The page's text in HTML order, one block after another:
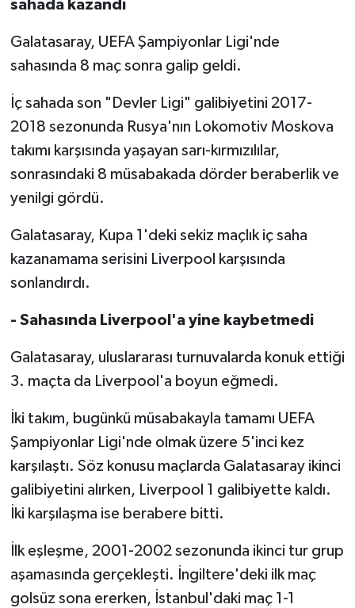
sahada kazandı
Galatasaray, UEFA Şampiyonlar Ligi'nde
sahasında 8 maç sonra galip geldi.
İç sahada son "Devler Ligi" galibiyetini 2017-
2018 sezonunda Rusya'nın Lokomotiv Moskova
takımı karşısında yaşayan sarı-kırmızılılar,
sonrasındaki 8 müsabakada dörder beraberlik ve
yenilgi gördü.
Galatasaray, Kupa 1'deki sekiz maçlık iç saha
kazanamama serisini Liverpool karşısında
sonlandırdı.
- Sahasında Liverpool'a yine kaybetmedi
Galatasaray, uluslararası turnuvalarda konuk ettiği
3. maçta da Liverpool'a boyun eğmedi.
İki takım, bugünkü müsabakayla tamamı UEFA
Şampiyonlar Ligi'nde olmak üzere 5'inci kez
karşılaştı. Söz konusu maçlarda Galatasaray ikinci
galibiyetini alırken, Liverpool 1 galibiyette kaldı.
İki karşılaşma ise berabere bitti.
İlk eşleşme, 2001-2002 sezonunda ikinci tur grup
aşamasında gerçekleşti. İngiltere'deki ilk maç
golsüz sona ererken, İstanbul'daki maç 1-1